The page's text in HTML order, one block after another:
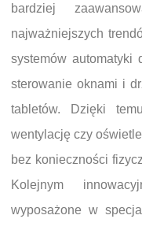
bardziej
najważniejszych
systemów automatyki
sterowanie oknami i
tabletów. Dzięki
wentylację czy
bez konieczności
Kolejnym
wyposażone w